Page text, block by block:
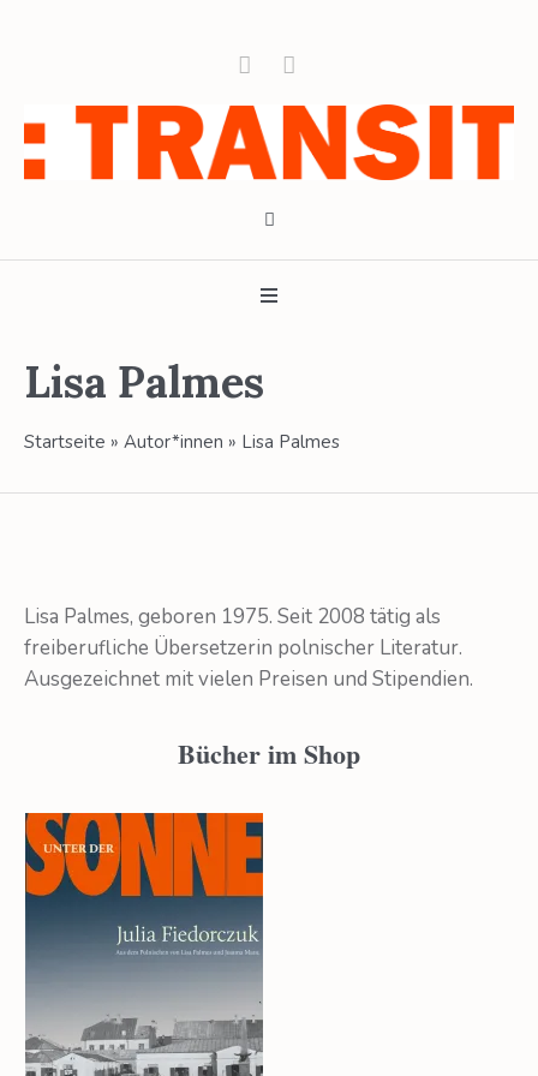
Lisa Palmes
Startseite » Autor*innen » Lisa Palmes
Lisa Palmes, geboren 1975. Seit 2008 tätig als
freiberufliche Übersetzerin polnischer Literatur.
Ausgezeichnet mit vielen Preisen und Stipendien.
Bücher im Shop